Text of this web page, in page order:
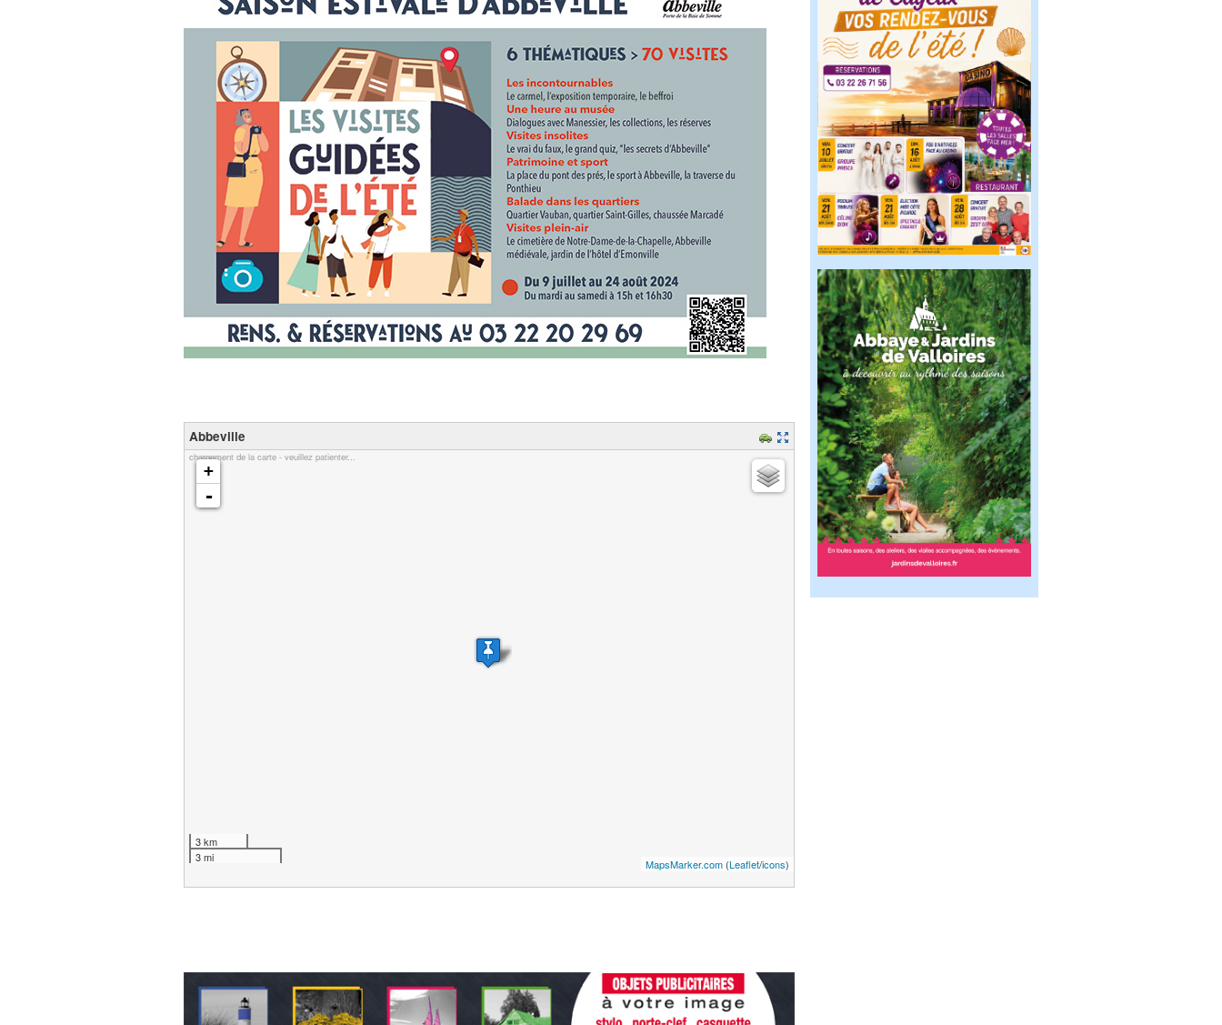
Abbeville
chargement de la carte - veuillez patienter...
+
-
3 km
3 mi
MapsMarker.com (Leaflet/icons)